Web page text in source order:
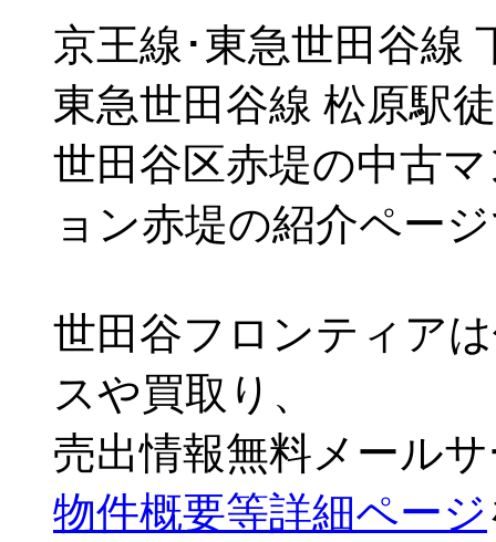
京王線･東急世田谷線
東急世田谷線 松原駅
世田谷区赤堤の中古
ョン赤堤の紹介ペー
世田谷フロンティア
スや買取り、
売出情報無料メール
物件概要等詳細ページ